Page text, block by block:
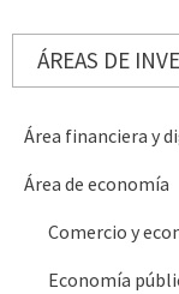
ÁREAS DE
Área financiera y
Área de economía
Comercio y
Economía